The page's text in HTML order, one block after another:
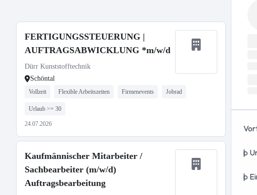
FERTIGUNGSSTEUERUNG |
AUFTRAGSABWICKLUNG *m/w/d
Dürr Kunststofftechnik
Schöntal
Vollzeit Flexible Arbeitszeiten Firmenevents Jobrad
Urlaub >= 30
24.07.2026
Kaufmännischer Mitarbeiter /
Sachbearbeiter (m/w/d)
Auftragsbearbeitung